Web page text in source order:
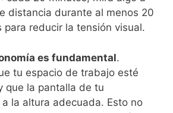
distancia durante al menos 20
para reducir la tensión visual.
es fundamental.
tu espacio de trabajo esté
que la pantalla de tu
la altura adecuada. Esto no